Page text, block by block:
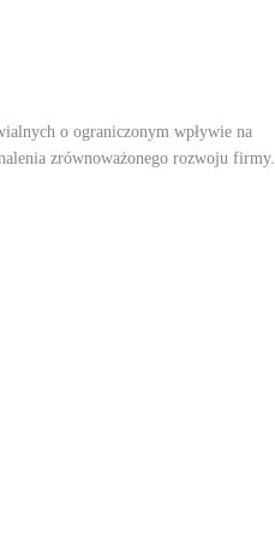
o ograniczonym wpływie na
zrównoważonego rozwoju firmy.